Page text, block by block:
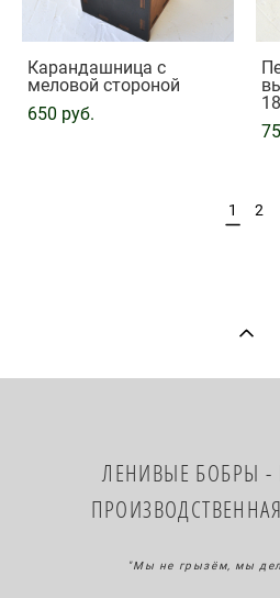
Карандашница с
меловой стороной
650 pуб.
1 2
​ЛЕНИВЫЕ БОБРЫ -
"Мы не грызём, мы